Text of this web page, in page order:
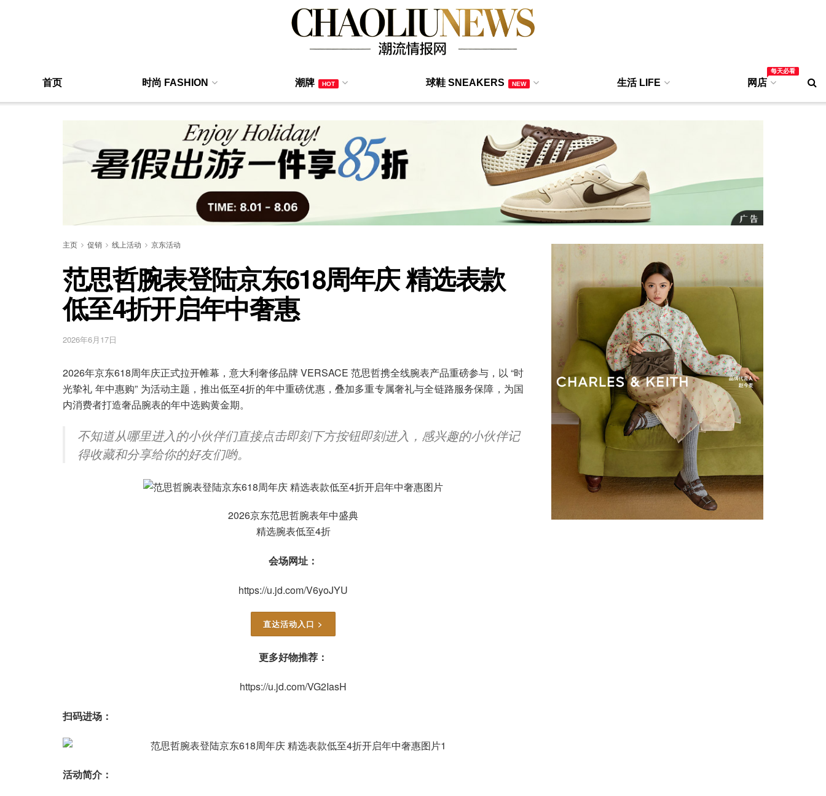
首页 时尚 FASHION 潮牌 HOT 球鞋 SNEAKERS NEW 生活 LIFE 网店
每天必看
主页 促销 线上活动 京东活动
范思哲腕表登陆京东618周年庆 精选表款
低至4折开启年中奢惠
2026年6月17日
2026年京东618周年庆正式拉开帷幕，意大利奢侈品牌 VERSACE 范思哲携全线腕表产品重磅参与，以 “时
光挚礼 年中惠购” 为活动主题，推出低至4折的年中重磅优惠，叠加多重专属奢礼与全链路服务保障，为国
内消费者打造奢品腕表的年中选购黄金期。
不知道从哪里进入的小伙伴们直接点击即刻下方按钮即刻进入，感兴趣的小伙伴记
得收藏和分享给你的好友们哟。
2026京东范思哲腕表年中盛典
精选腕表低至4折
会场网址：
https://u.jd.com/V6yoJYU
直达活动入口 >
更多好物推荐：
https://u.jd.com/VG2IasH
扫码进场：
活动简介：